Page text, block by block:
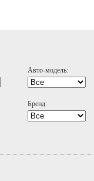
Авто-модель:
Бренд: